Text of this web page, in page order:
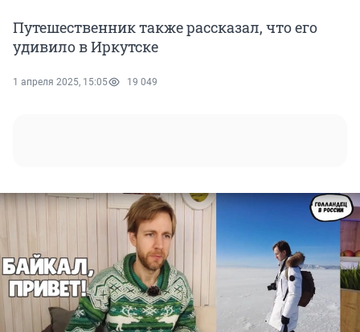
Путешественник также рассказал, что его
удивило в Иркутске
1 апреля 2025, 15:05 19 049